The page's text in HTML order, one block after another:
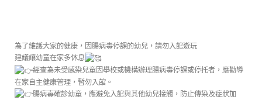
為了維護大家的健康，因腸病毒停課的幼兒，請勿入館遊玩
建議讓幼童在家多休息
經查為未受感染兒童因擧校或機構辦理腸病毒停課或停托者，應勸導
在家自主健康管理，暫勿入館。
腸病毐確診幼童，應避免入館與其他幼兒接觸，防止傳染及症狀加